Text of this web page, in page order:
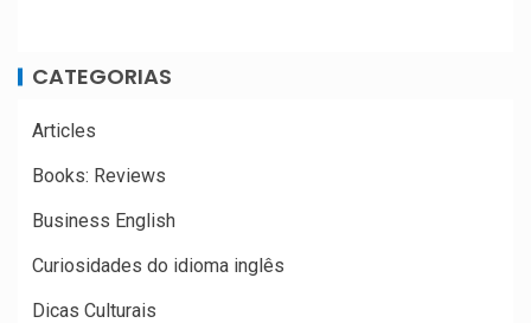
CATEGORIAS
Articles
Books: Reviews
Business English
Curiosidades do idioma inglês
Dicas Culturais